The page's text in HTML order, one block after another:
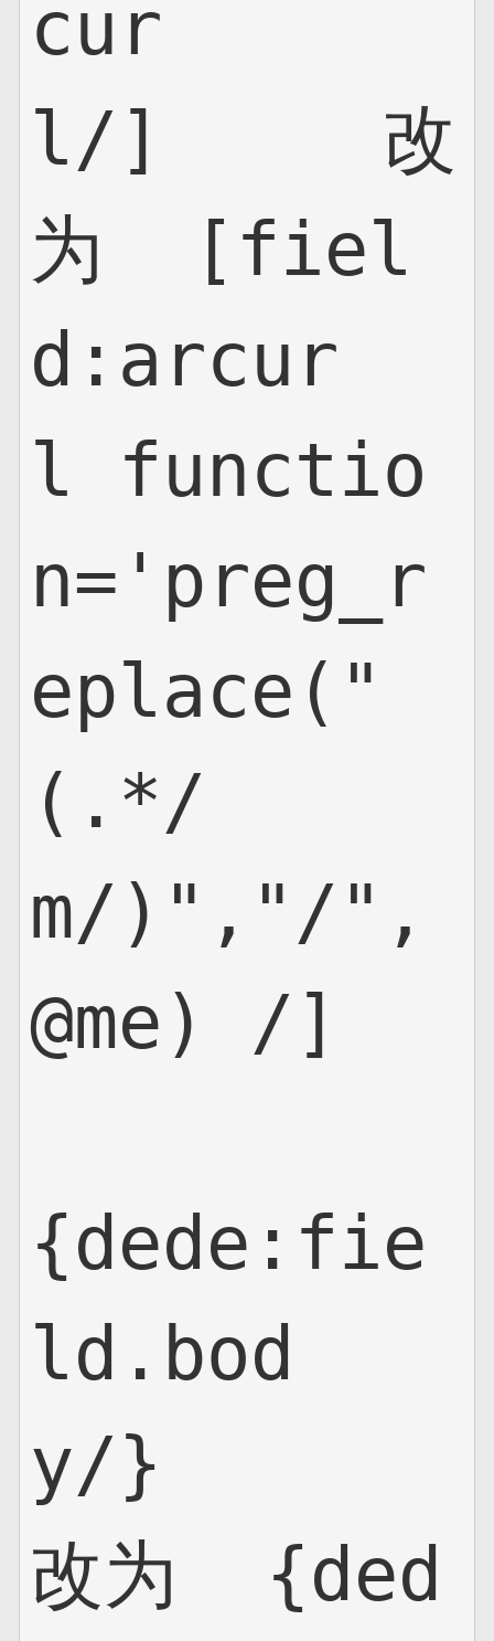
cur
l/]     改
为  [fiel
d:arcur
l functio
n='preg_r
eplace("
(.*/
m/)","/",
@me) /]
{dede:fie
ld.bod
y/}
改为  {ded